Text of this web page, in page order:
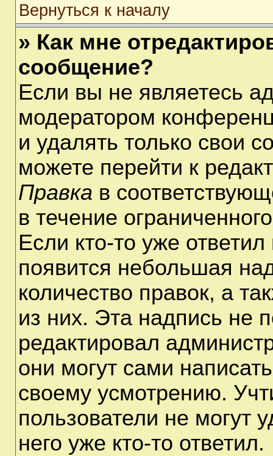
Вернуться к началу
» Как мне
сообщение?
Если вы не являетесь
модератором
и удалять только свои
можете перейти к
Правка в
в течение
Если кто-то уже
появится небольшая
количество правок, а
из них. Эта надпись не
редактировал
они могут сами
своему усмотрению.
пользователи не могут
него уже кто-то ответил.